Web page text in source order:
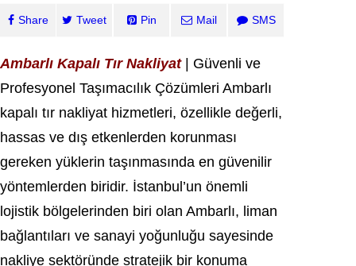
Share Tweet Pin Mail SMS
Ambarlı Kapalı Tır Nakliyat| Güvenli ve
Profesyonel Taşımacılık Çözümleri Ambarlı
kapalı tır nakliyat hizmetleri, özellikle değerli,
hassas ve dış etkenlerden korunması
gereken yüklerin taşınmasında en güvenilir
yöntemlerden biridir. İstanbul’un önemli
lojistik bölgelerinden biri olan Ambarlı, liman
bağlantıları ve sanayi yoğunluğu sayesinde
nakliye sektöründe stratejik bir konuma